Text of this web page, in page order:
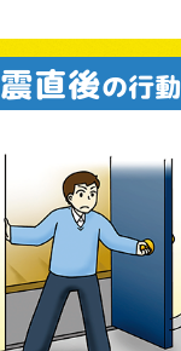
直後の行動